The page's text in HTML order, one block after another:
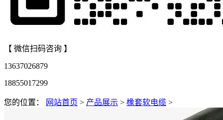
【 微信扫码咨询 】
13637026879
18855017299
您的位置： 网站首页 > 产品展示 > 橡套软电缆 >